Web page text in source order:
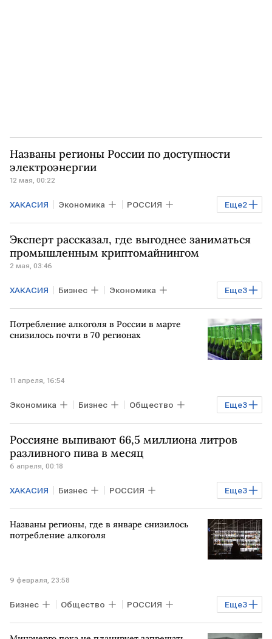
Названы регионы России по доступности
электроэнергии
12 мая, 00:22
Еще2
ХАКАСИЯ Экономика РОССИЯ
Иркутская область РФ
Эксперт рассказал, где выгоднее заниматься
промышленным криптомайнингом
2 мая, 03:46
Еще3
ХАКАСИЯ Бизнес Экономика
РОССИЯ Бурятия Забайкалье
Потребление алкоголя в России в марте
снизилось почти в 70 регионах
11 апреля, 16:54
Еще3
Экономика Бизнес Общество
Пермский край ЛНР
Россияне выпивают 66,5 миллиона литров
разливного пива в месяц
6 апреля, 00:18
Еще3
ХАКАСИЯ Бизнес РОССИЯ
Экономика Камчатский край
КОМИ
Названы регионы, где в январе снизилось
потребление алкоголя
9 февраля, 23:58
Еще3
Бизнес Общество РОССИЯ
Пермский край Кировская область